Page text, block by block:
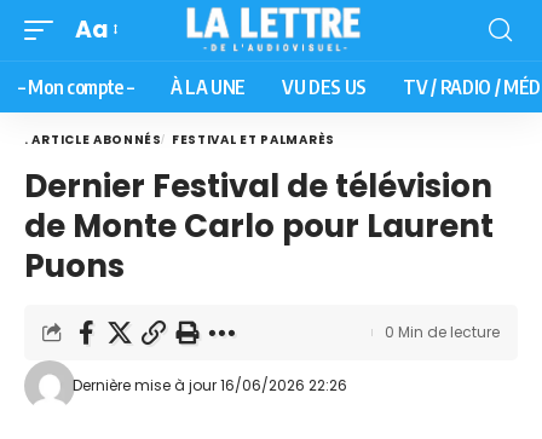
Aa
– Mon compte – À LA UNE VU DES US TV / RADIO /
. ARTICLE ABONNÉS FESTIVAL ET PALMARÈS
Dernier Festival de télévision
de Monte Carlo pour Laurent
Puons
Dernière mise à jour 16/06/2026 22:26
0 Min de lecture